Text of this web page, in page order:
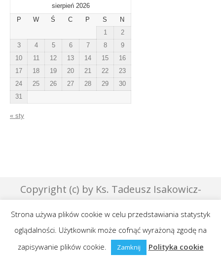
sierpień 2026
P
W Ś C P S
N
1
2
3
4 5 6 7 8
9
10
11 12 13 14 15
16
17
18 19 20 21 22
23
24
25 26 27 28 29
30
31
« sty
Copyright (c) by Ks. Tadeusz Isakowicz-
GraphicsLab
Publikowane teksty na niniejszej stronie są
objęte prawami autorskimi.
Strona używa plików cookie w celu przedstawiania statystyk
oglądalności. Użytkownik może cofnąć wyrażoną zgodę na
zapisywanie plików cookie.
Zamknij Polityka cookie